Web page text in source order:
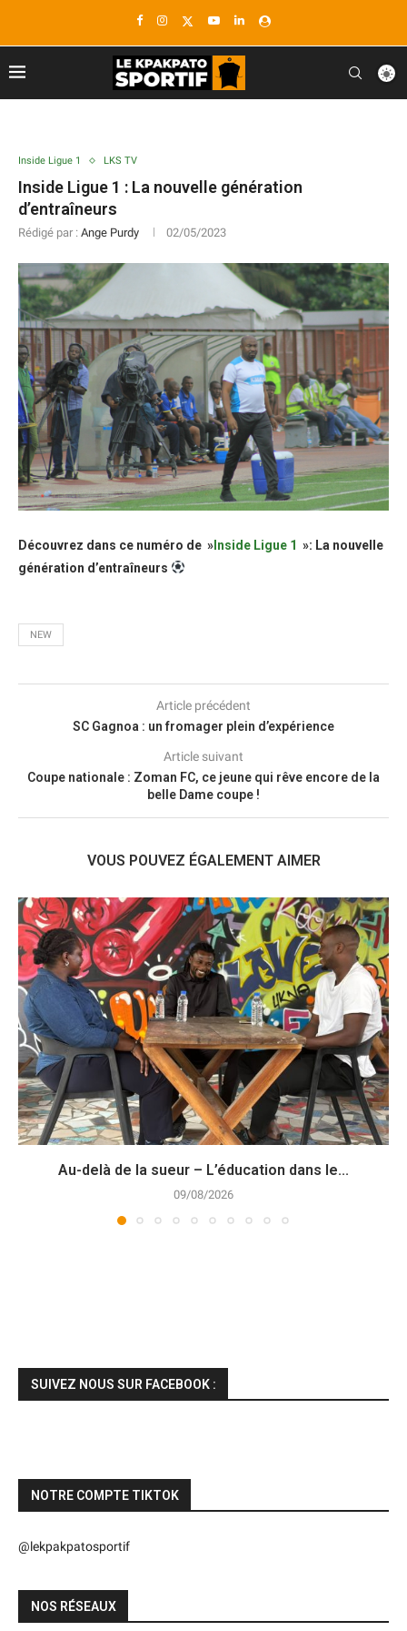
Inside Ligue 1 LKS TV
Inside Ligue 1 : La nouvelle génération
d’entraîneurs
Rédigé par : Ange Purdy 02/05/2023
Découvrez dans ce numéro de » Inside Ligue 1 »: La nouvelle
génération d’entraîneurs
NEW
Article précédent
SC Gagnoa : un fromager plein d’expérience
Article suivant
Coupe nationale : Zoman FC, ce jeune qui rêve encore de la
belle Dame coupe !
VOUS POUVEZ ÉGALEMENT AIMER
Au-delà de la sueur – L’éducation dans le...
09/08/2026
SUIVEZ NOUS SUR FACEBOOK :
NOTRE COMPTE TIKTOK
@lekpakpatosportif
NOS RÉSEAUX